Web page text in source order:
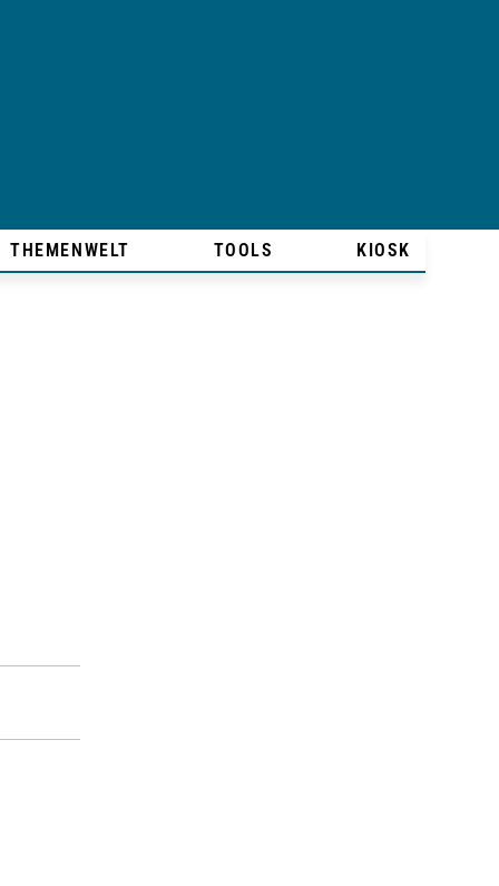
THEMENWELT TOOLS KIOSK